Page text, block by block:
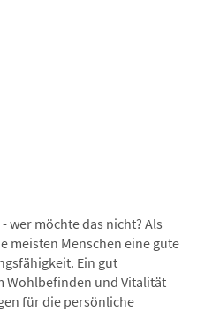
wer möchte das nicht? Als
meisten Menschen eine gute
Ein gut
Wohlbefinden und Vitalität
für die persönliche